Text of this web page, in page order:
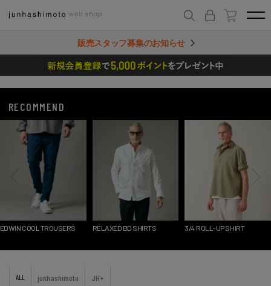
販売スタッフ募集のお知らせ
RECOMMEND
EDWIN COOL TROUSERS RELAXED BD SHIRTS 3/4 ROLL-UP SHIRT
ALL junhashimoto JH+